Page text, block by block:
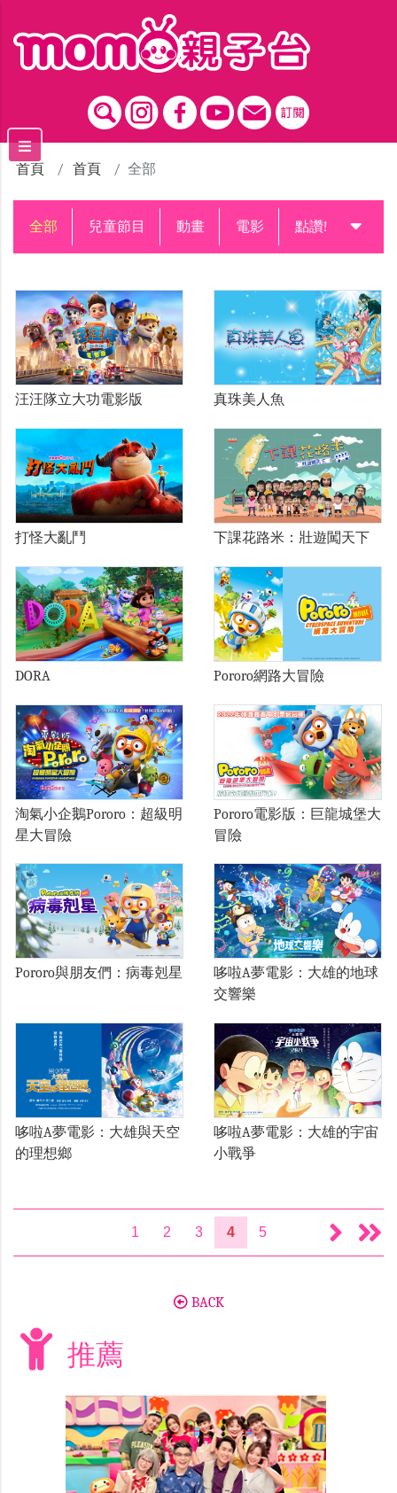
首頁 首頁 全部
全部 兒童節目 動畫 電影 點讚!升級中
汪汪隊立大功電影版 真珠美人魚
打怪大亂鬥 下課花路米：壯遊闖天下
DORA Pororo網路大冒險
淘氣小企鵝Pororo：超級明
星大冒險
Pororo電影版：巨龍城堡大
冒險
Pororo與朋友們：病毒剋星
哆啦A夢電影：大雄的地球
交響樂
哆啦A夢電影：大雄與天空
的理想鄉
哆啦A夢電影：大雄的宇宙
小戰爭
1 2 3 4 5
BACK
推薦